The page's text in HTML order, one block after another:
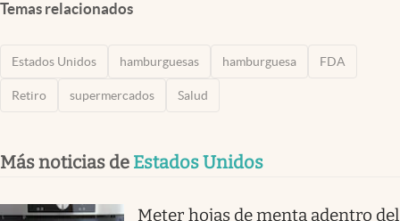
Temas relacionados
Estados Unidos hamburguesas hamburguesa FDA
Retiro supermercados Salud
Más noticias de Estados Unidos
Meter hojas de menta adentro del